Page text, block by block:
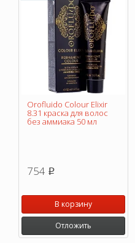
Orofluido Colour Elixir
8.31 краска для волос
без аммиака 50 мл
754 p
В корзину
Отложить